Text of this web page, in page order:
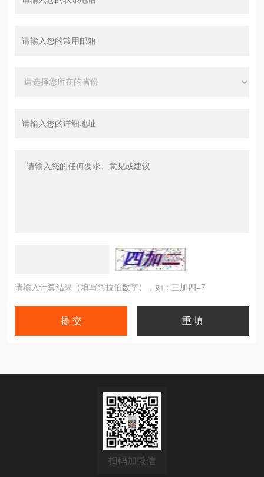
请输入计算结果（填写阿拉伯数字），如：三加四=7
扫码加微信